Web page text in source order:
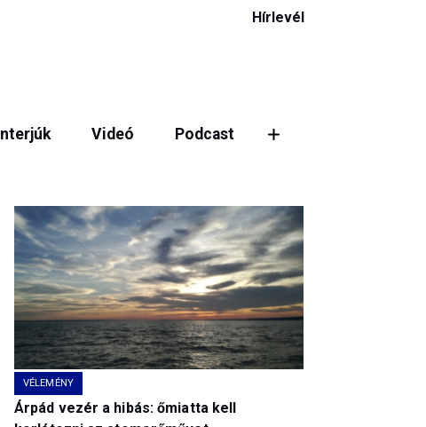
Hírlevél
Interjúk Videó Podcast
VÉLEMÉNY
Árpád vezér a hibás: őmiatta kell